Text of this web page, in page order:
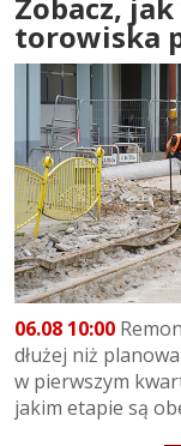
torowiska
06.08 10:00
dłużej niż
w pierwszym
jakim etapie są